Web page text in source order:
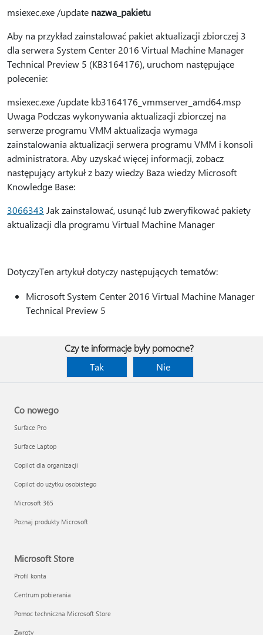
msiexec.exe /update nazwa_pakietu
Aby na przykład zainstalować pakiet aktualizacji zbiorczej 3
dla serwera System Center 2016 Virtual Machine Manager
Technical Preview 5 (KB3164176), uruchom następujące
polecenie:
msiexec.exe /update kb3164176_vmmserver_amd64.msp
Uwaga Podczas wykonywania aktualizacji zbiorczej na
serwerze programu VMM aktualizacja wymaga
zainstalowania aktualizacji serwera programu VMM i konsoli
administratora. Aby uzyskać więcej informacji, zobacz
następujący artykuł z bazy wiedzy Baza wiedzy Microsoft
Knowledge Base:
3066343 Jak zainstalować, usunąć lub zweryfikować pakiety
aktualizacji dla programu Virtual Machine Manager
DotyczyTen artykuł dotyczy następujących tematów:
Microsoft System Center 2016 Virtual Machine Manager
Technical Preview 5
Czy te informacje były pomocne?
Tak
Nie
Co nowego
Surface Pro
Surface Laptop
Copilot dla organizacji
Copilot do użytku osobistego
Microsoft 365
Poznaj produkty Microsoft
Microsoft Store
Profil konta
Centrum pobierania
Pomoc techniczna Microsoft Store
Zwroty